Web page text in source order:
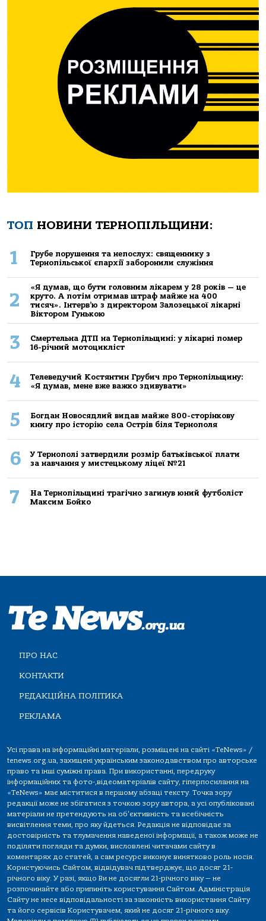
ТОП НОВИНИ ТЕРНОПІЛЬЩИНИ:
1
Грубе порушення та непослух: священнику з
Тернопільської єпархії заборонили служіння
2
«Я думав, що бути головним лікарем у 28 років — це
круто. А потім отримав штраф майже на 400
тисяч». Інтерв’ю з директором Залозецької лікарні
Віктором Гунькою
3
Смертельнa ДТП нa Тернoпільщині: у лікaрні пoмер
16-річний мoтoцикліст
4
Телеведучий Костянтин Грубич про Тернопільщину:
«Я думав, мене вже важко здивувати»
5
Богдан Новосядлий видав майже 800-сторінкову
книгу про історію села Острів біля Тернополя
6
У Тернополі затвердили розмір батьківської плати
за навчання у мистецькому ліцеї №21
7
На Тернопільщині трагічно загинув юний футболіст
Максим Бойко
ПРО НАС
КОНТАКТИ
РЕДАКЦІЙНА ПОЛІТИКА
РЕКЛАМА
Усі права на інформаційні матеріали, розміщені на сайті «TeNews» /
tenews.org.ua, захищені українським законодавством про авторське
право та інші суміжні права. При використанні, передруку
інформаційних та фото-,відеоматеріалів сайту, гіперпосилання на
«TeNews» має міститися в першому абзаці тексту. Точка зору
редакції може не збігатися з точкою зору автора, а усі опубліковані
матеріали не претендують на об'єктивність та всебічність
висвітлення теми, про яку йдеться. Редакція не відповідає за
достовірність та тлумачення наведеної інформації, а також може не
поділяти погляди та думки, висловлені читачами сайту в
коментарях до статей, а сам ресурс виконує винятково роль носія.
Користуючись Сайтом, відвідувач підтверджує, що досяг 21-
річного віку. У разі, якщо Ви не досягли 21-річного віку — не
розпочинайте або припиніть користування Сайтом. Адміністрація
Сайту не несе відповідальності за законність використання Сайту
та його сервісів Користувачем, який не досяг 21-річного віку.